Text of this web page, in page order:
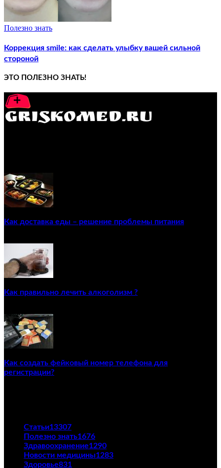
Полезно знать
Коррекция smile: как сделать улыбку вашей сильной
стороной
ЭТО ПОЛЕЗНО ЗНАТЬ!
Как доставка еды – решение проблемы питания
Как правильно лечить алкоголизм ?
Как создать фейковый номер телефона для
регистрации?
Статьи13307
Полезно знать1676
Здравоохранение1290
Новости медицины1283
Здоровье831